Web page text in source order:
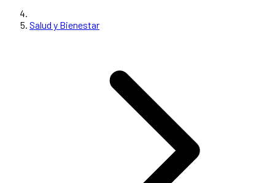
Salud y Bienestar